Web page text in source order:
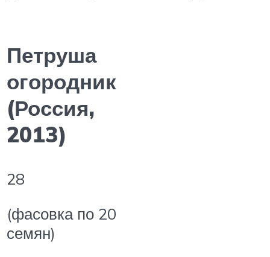
Петруша
огородник
(Россия,
2013)
28
(фасовка по 20
семян)